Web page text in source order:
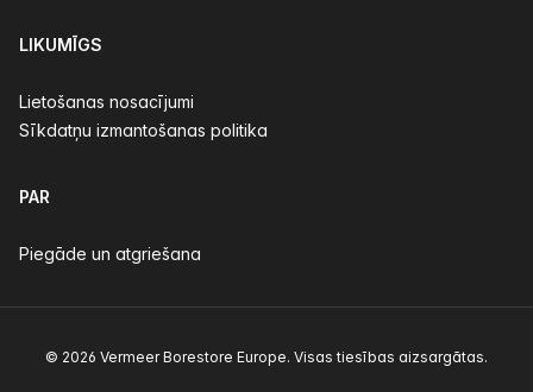
LIKUMĪGS
Lietošanas nosacījumi
Sīkdatņu izmantošanas politika
PAR
Piegāde un atgriešana
© 2026 Vermeer Borestore Europe. Visas tiesības aizsargātas.